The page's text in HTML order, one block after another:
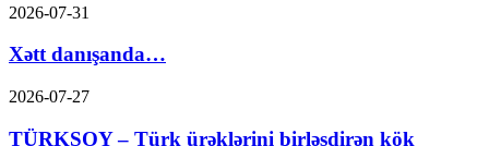
2026-07-31
Xətt danışanda…
2026-07-27
TÜRKSOY – Türk ürəklərini birləşdirən kök